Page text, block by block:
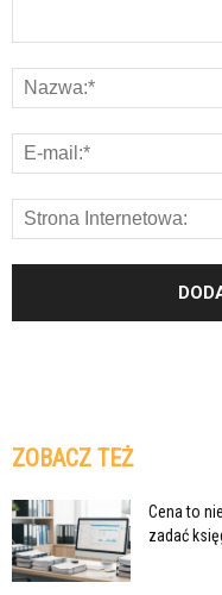
ZOBACZ TEŻ
Cena to
zadać